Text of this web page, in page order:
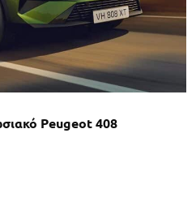
Peugeot 408